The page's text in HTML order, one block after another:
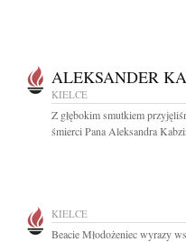
ALEKSANDER
KIELCE
Z głębokim smutkiem
śmierci Pana Aleksandra
KIELCE
Beacie Młodożeniec wyrazy